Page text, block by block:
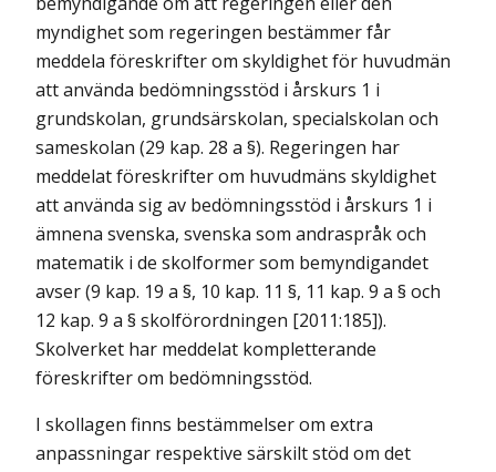
myndighet som regeringen bestämmer får
meddela föreskrifter om skyldighet för huvudmän
att använda bedömningsstöd i årskurs 1 i
grundskolan, grundsärskolan, specialskolan och
sameskolan (29 kap. 28 a §). Regeringen har
meddelat föreskrifter om huvudmäns skyldighet
att använda sig av bedömningsstöd i årskurs 1 i
ämnena svenska, svenska som andraspråk och
matematik i de skolformer som bemyndigandet
avser (9 kap. 19 a §, 10 kap. 11 §, 11 kap. 9 a § och
12 kap. 9 a § skolförordningen [2011:185]).
Skolverket har meddelat kompletterande
föreskrifter om bedömningsstöd.
I skollagen finns bestämmelser om extra
anpassningar respektive särskilt stöd om det